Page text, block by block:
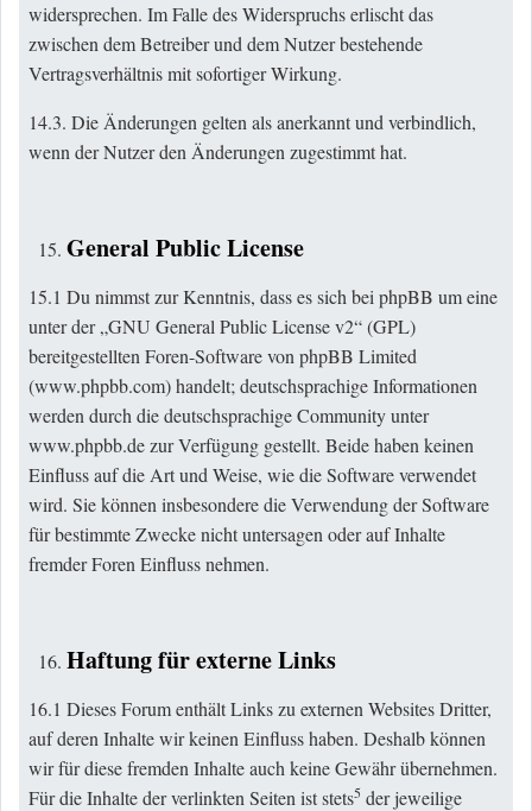
widersprechen. Im Falle des Widerspruchs erlischt das
zwischen dem Betreiber und dem Nutzer bestehende
Vertragsverhältnis mit sofortiger Wirkung.
14.3. Die Änderungen gelten als anerkannt und verbindlich,
wenn der Nutzer den Änderungen zugestimmt hat.
General Public License
15.1 Du nimmst zur Kenntnis, dass es sich bei phpBB um eine
unter der „GNU General Public License v2“ (GPL)
bereitgestellten Foren-Software von phpBB Limited
(www.phpbb.com) handelt; deutschsprachige Informationen
werden durch die deutschsprachige Community unter
www.phpbb.de zur Verfügung gestellt. Beide haben keinen
Einfluss auf die Art und Weise, wie die Software verwendet
wird. Sie können insbesondere die Verwendung der Software
für bestimmte Zwecke nicht untersagen oder auf Inhalte
fremder Foren Einfluss nehmen.
Haftung für externe Links
16.1 Dieses Forum enthält Links zu externen Websites Dritter,
auf deren Inhalte wir keinen Einfluss haben. Deshalb können
wir für diese fremden Inhalte auch keine Gewähr übernehmen.
Für die Inhalte der verlinkten Seiten ist stets5 der jeweilige